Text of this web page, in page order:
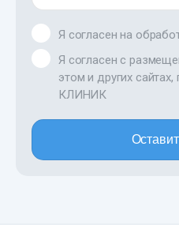
Я согласен на
Я согласен с
этом и других
КЛИНИК